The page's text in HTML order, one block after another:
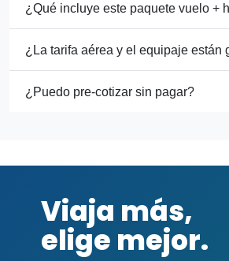
¿Qué incluye este paquete vuelo +
¿La tarifa aérea y el equipaje están
¿Puedo pre-cotizar sin pagar?
Viaja más,
elige mejor.